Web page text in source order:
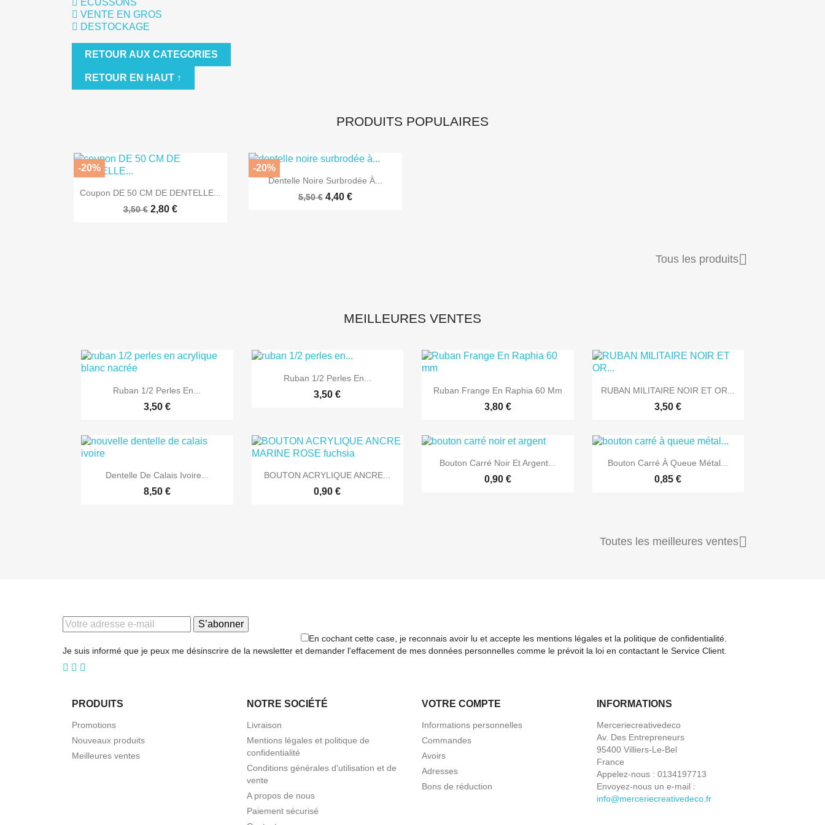
ÉCUSSONS
VENTE EN GROS
DESTOCKAGE
RETOUR AUX CATEGORIES
RETOUR EN HAUT ↑
PRODUITS POPULAIRES
 Aperçu rapide
Coupon DE 50 CM DE DENTELLE...
3,50 € 2,80 €
-20%
 Aperçu rapide
Dentelle Noire Surbrodée À...
5,50 € 4,40 €
-20%
Tous les produits
MEILLEURES VENTES
 Aperçu rapide
Ruban 1/2 Perles En...
3,50 €
 Aperçu rapide
Ruban 1/2 Perles En...
3,50 €  Aperçu rapide
Ruban Frange En Raphia 60 Mm
3,80 €
 Aperçu rapide
RUBAN MILITAIRE NOIR ET OR...
3,50 €
 Aperçu rapide
Dentelle De Calais Ivoire...
8,50 €
 Aperçu rapide
BOUTON ACRYLIQUE ANCRE...
0,90 €
 Aperçu rapide
Bouton Carré Noir Et Argent...
0,90 €
 Aperçu rapide
Bouton Carré À Queue Métal...
0,85 €
Toutes les meilleures ventes
S’abonner
En cochant cette case, je reconnais avoir lu et accepte les mentions légales et la politique de confidentialité.
Je suis informé que je peux me désinscrire de la newsletter et demander l'effacement de mes données personnelles comme le prévoit la loi en contactant le Service Client.
PRODUITS
Promotions
Nouveaux produits
Meilleures ventes
NOTRE SOCIÉTÉ
Livraison
Mentions légales et politique de
confidentialité
Conditions générales d'utilisation et de
vente
A propos de nous
Paiement sécurisé
VOTRE COMPTE
Informations personnelles
Commandes
Avoirs
Adresses
Bons de réduction
INFORMATIONS
Merceriecreativedeco
Av. Des Entrepreneurs
95400 Villiers-Le-Bel
France
Appelez-nous : 0134197713
Envoyez-nous un e-mail :
info@merceriecreativedeco.fr